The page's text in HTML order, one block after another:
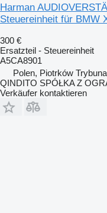
Harman
Steuereinheit für BMW
300 €
Ersatzteil - Steuereinheit
A5CA8901
Polen, Piotrków
QINDITO SPÓŁKA Z
Verkäufer kontaktieren